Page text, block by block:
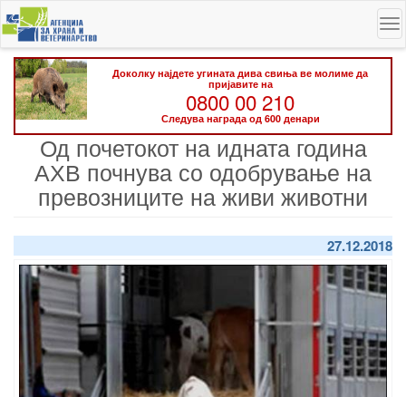
Skip
to
main
content
Доколку најдете угината дива свиња ве молиме да
пријавите на
0800 00 210
Следува награда од 600 денари
Од почетокот на идната година
АХВ почнува со одобрување на
превозниците на живи животни
27.12.2018